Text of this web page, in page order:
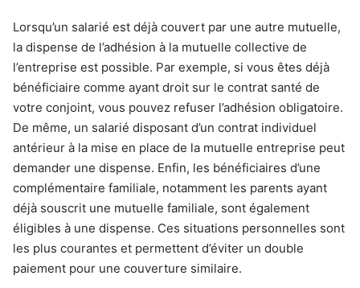
Lorsqu’un salarié est déjà couvert par une autre mutuelle,
la dispense de l’adhésion à la mutuelle collective de
l’entreprise est possible. Par exemple, si vous êtes déjà
bénéficiaire comme ayant droit sur le contrat santé de
votre conjoint, vous pouvez refuser l’adhésion obligatoire.
De même, un salarié disposant d’un contrat individuel
antérieur à la mise en place de la mutuelle entreprise peut
demander une dispense. Enfin, les bénéficiaires d’une
complémentaire familiale, notamment les parents ayant
déjà souscrit une mutuelle familiale, sont également
éligibles à une dispense. Ces situations personnelles sont
les plus courantes et permettent d’éviter un double
paiement pour une couverture similaire.